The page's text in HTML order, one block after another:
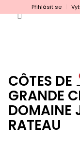
na
Přihlásit se
CÔTES DE
GRANDE
DOMAINE
RATEAU